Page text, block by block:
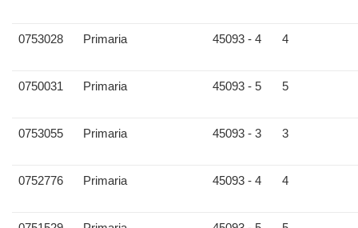
0753028 Primaria 45093 - 4 4
0750031 Primaria 45093 - 5 5
0753055 Primaria 45093 - 3 3
0752776 Primaria 45093 - 4 4